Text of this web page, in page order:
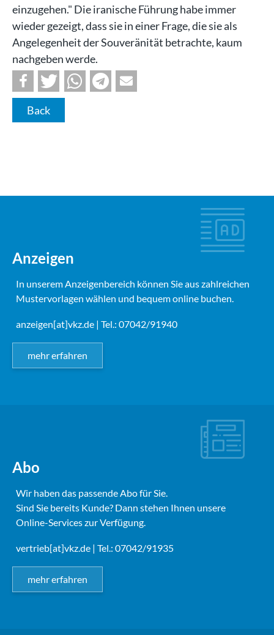
einzugehen." Die iranische Führung habe immer
wieder gezeigt, dass sie in einer Frage, die sie als
Angelegenheit der Souveränität betrachte, kaum
nachgeben werde.
Back
Anzeigen
In unserem Anzeigenbereich können Sie aus zahlreichen
Mustervorlagen wählen und bequem online buchen.
anzeigen[at]vkz.de | Tel.: 07042/91940
mehr erfahren
Abo
Wir haben das passende Abo für Sie.
Sind Sie bereits Kunde? Dann stehen Ihnen unsere
Online-Services zur Verfügung.
vertrieb[at]vkz.de | Tel.: 07042/91935
mehr erfahren